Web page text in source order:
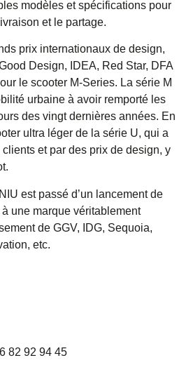
modèles et spécifications pour
et le partage.
prix internationaux de design,
Design, IDEA, Red Star, DFA
le scooter M-Series. La série M
urbaine à avoir remporté les
des vingt dernières années. En
ultra léger de la série U, qui a
et par des prix de design, y
est passé d’un lancement de
une marque véritablement
de GGV, IDG, Sequoia,
etc.
82 92 94 45